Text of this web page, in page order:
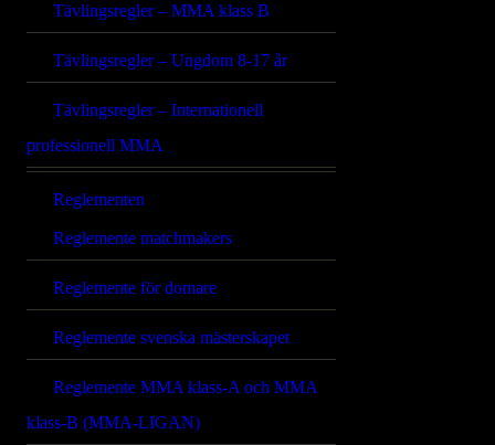
Tävlingsregler – MMA klass B
Tävlingsregler – Ungdom 8-17 år
Tävlingsregler – Internationell
professionell MMA
Reglementen
Reglemente matchmakers
Reglemente för domare
Reglemente svenska mästerskapet
Reglemente MMA klass-A och MMA
klass-B (MMA-LIGAN)